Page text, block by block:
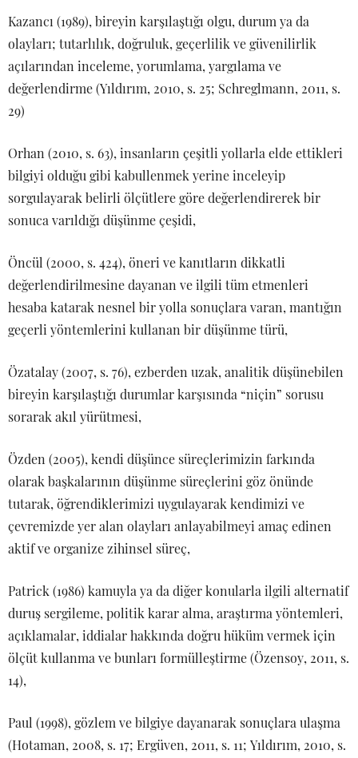
Kazancı (1989), bireyin karşılaştığı olgu, durum ya da
olayları; tutarlılık, doğruluk, geçerlilik ve güvenilirlik
açılarından inceleme, yorumlama, yargılama ve
değerlendirme (Yıldırım, 2010, s. 25; Schreglmann, 2011, s.
29)
Orhan (2010, s. 63), insanların çeşitli yollarla elde ettikleri
bilgiyi olduğu gibi kabullenmek yerine inceleyip
sorgulayarak belirli ölçütlere göre değerlendirerek bir
sonuca varıldığı düşünme çeşidi,
Öncül (2000, s. 424), öneri ve kanıtların dikkatli
değerlendirilmesine dayanan ve ilgili tüm etmenleri
hesaba katarak nesnel bir yolla sonuçlara varan, mantığın
geçerli yöntemlerini kullanan bir düşünme türü,
Özatalay (2007, s. 76), ezberden uzak, analitik düşünebilen
bireyin karşılaştığı durumlar karşısında “niçin” sorusu
sorarak akıl yürütmesi,
Özden (2005), kendi düşünce süreçlerimizin farkında
olarak başkalarının düşünme süreçlerini göz önünde
tutarak, öğrendiklerimizi uygulayarak kendimizi ve
çevremizde yer alan olayları anlayabilmeyi amaç edinen
aktif ve organize zihinsel süreç,
Patrick (1986) kamuyla ya da diğer konularla ilgili alternatif
duruş sergileme, politik karar alma, araştırma yöntemleri,
açıklamalar, iddialar hakkında doğru hüküm vermek için
ölçüt kullanma ve bunları formülleştirme (Özensoy, 2011, s.
14),
Paul (1998), gözlem ve bilgiye dayanarak sonuçlara ulaşma
(Hotaman, 2008, s. 17; Ergüven, 2011, s. 11; Yıldırım, 2010, s.